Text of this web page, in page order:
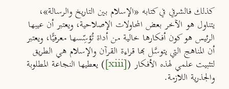
كذلك فالشرفي في كتابه «الإسلام بين التاريخ والرسالة»،
يتناول هو الآخر بعض المحاولات الإصلاحية، ويعتبر أن عيبها
الرئيس هو كون أفكارها خالية من أداة تُؤسِّسها معرفيًّا، ويعتبر
أن المناهج التي يتوسَّل بها قراءة القرآن والإسلام هي الطريق
لتثبيت علمي لهذه الأفكار ([xiii] ) يعطيها النجاعة المطلوبة
والجذرية اللازمة.